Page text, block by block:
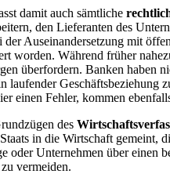
damit auch sämtliche
den Lieferanten des
Auseinandersetzung mit
worden. Während früher
überfordern. Banken haben
laufender Geschäftsbeziehung
einen Fehler, kommen
des
in die Wirtschaft gemeint,
oder Unternehmen über einen
vermeiden.